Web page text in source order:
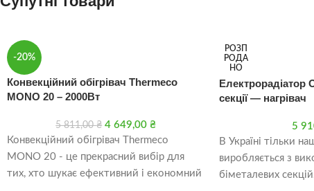
-20%
Конвекційний обігрівач Thermeco
MONO 20 – 2000Вт
5 811,00₴ 4 649,00₴
Конвекційний обігрівач Thermeco
MONO 20 - це прекрасний вибір для
тих, хто шукає ефективний і економний
РОЗП
РОДА
НО
Електрорадіатор
секції — нагрівач
5
В Україні тільки
виробляється з
біметалевих